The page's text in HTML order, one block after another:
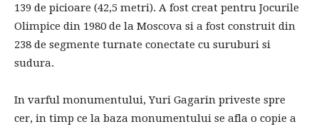
139 de picioare (42,5 metri). A fost creat pentru Jocurile
Olimpice din 1980 de la Moscova si a fost construit din
238 de segmente turnate conectate cu suruburi si
sudura.
In varful monumentului, Yuri Gagarin priveste spre
cer, in timp ce la baza monumentului se afla o copie a